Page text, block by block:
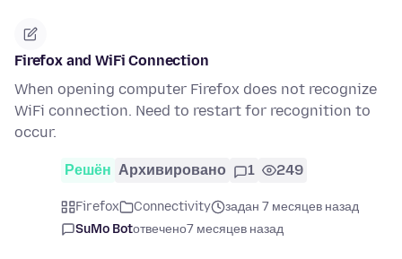
Firefox and WiFi Connection
When opening computer Firefox does not recognize
WiFi connection. Need to restart for recognition to
occur.
Решён Архивировано 1 249
Firefox Connectivity
задан 7 месяцев назад
SuMo Botотвечено7 месяцев назад